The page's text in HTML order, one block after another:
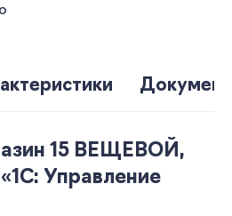
15 ВЕЩЕВОЙ,
Управление